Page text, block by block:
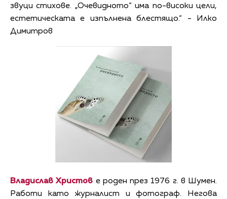
звуци стихове. „Очевидното“ има по-високи цели,
естетическата е изпълнена блестящо.“ - Илко
Димитров
Владислав Христов е роден през 1976 г. в Шумен.
Работи като журналист и фотограф. Негова